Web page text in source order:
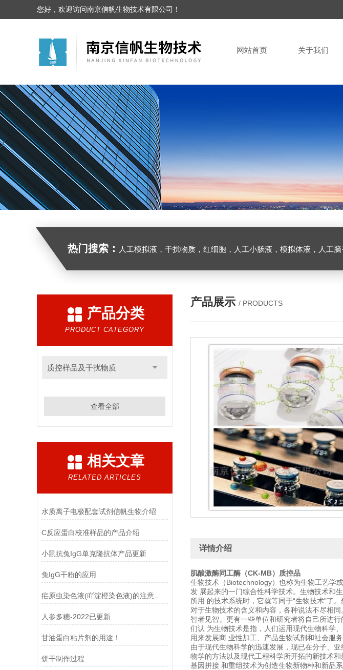
您好，欢迎访问南京信帆生物技术有限公司！
网站首页 关于我们
热门搜索： 人工模拟液，干扰物质，红细胞，人工小肠液，模拟体液，人工脑
产品分类
PRODUCT CATEGORY
质控样品及干扰物质
查看全部
相关文章
RELATED ARTICLES
水质离子电极配套试剂信帆生物介绍
C反应蛋白校准样品的产品介绍
小鼠抗兔IgG单克隆抗体产品更新
兔IgG干粉的应用
疟原虫染色液(吖淀橙染色液)的注意事项
人参多糖-2022已更新
甘油蛋白粘片剂的用途！
饼干制作过程
产品展示 / PRODUCTS
详情介绍
肌酸激酶同工酶（CK-MB）质控品
生物技术（Biotechnology）也称为生物工艺学
发 展起来的一门综合性科学技术。生物技术和
所用 的技术系统时，它就等同于“生物技术"了
对于生物技术的含义和内容，各种说法不尽相
智者见智。更有一些单位和研究者将自己所进
们认 为生物技术是指，人们运用现代生物科学
用来发展商 业性加工、产品生物试剂和社会服务
由于现代生物科学的迅速发展，现已在分子、
物学的方法以及现代工程科学所开拓的新技术
基因拼接 和重组技术为创造生物新物种和新品